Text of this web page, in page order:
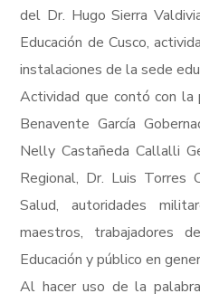
del Dr. Hugo Sierra
Educación de Cusco,
instalaciones de la sede
Actividad que contó con la
Benavente García
Nelly Castañeda Callalli
Regional, Dr. Luis Torres
Salud, autoridades
maestros, trabajadores
Educación y público en
Al hacer uso de la